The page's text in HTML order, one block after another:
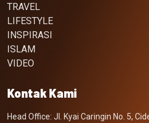
TRAVEL
LIFESTYLE
INSPIRASI
ISLAM
VIDEO
Kontak Kami
Head Office: Jl. Kyai Caringin No. 5,